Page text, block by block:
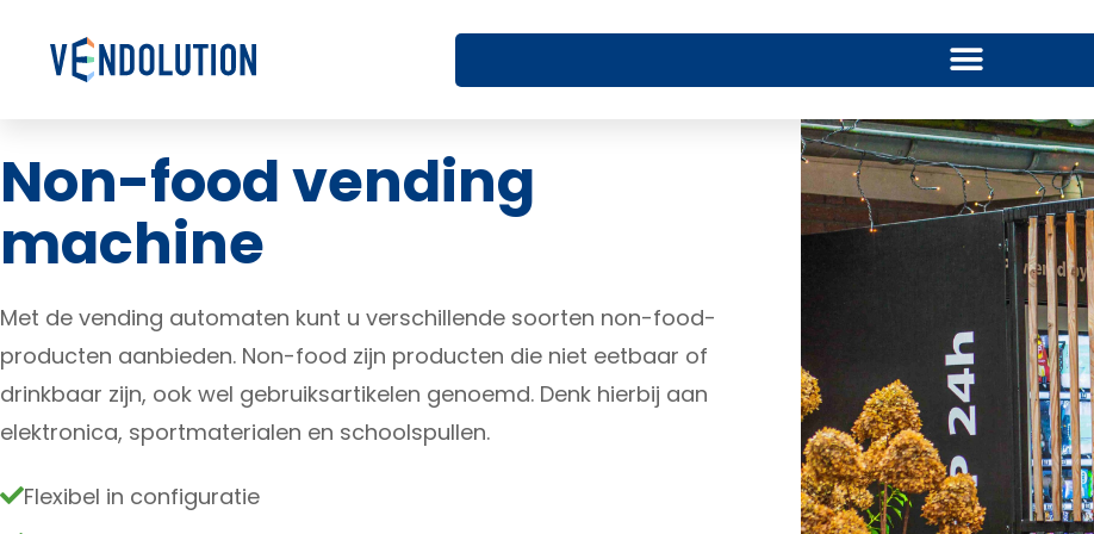
Non-food vending
machine
Met de vending automaten kunt u verschillende soorten non-food-
producten aanbieden. Non-food zijn producten die niet eetbaar of
drinkbaar zijn, ook wel gebruiksartikelen genoemd. Denk hierbij aan
elektronica, sportmaterialen en schoolspullen.
Flexibel in configuratie